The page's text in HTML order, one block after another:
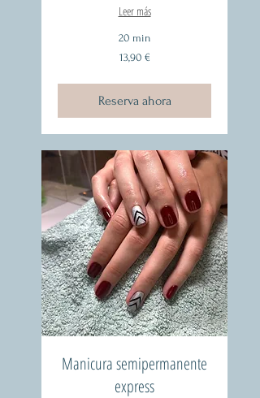
Leer más
20 min
13,90 €
Reserva ahora
Manicura semipermanente
express